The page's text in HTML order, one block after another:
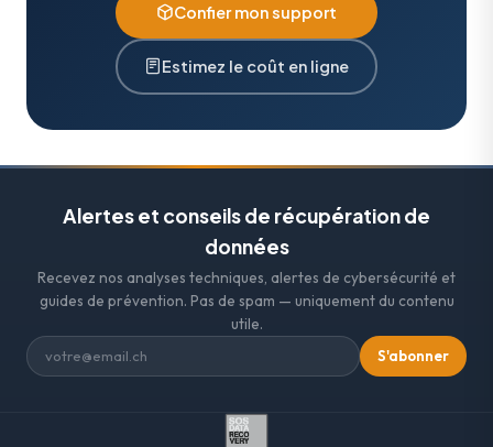
Confier mon support
Estimez le coût en ligne
Alertes et conseils de récupération de
données
Recevez nos analyses techniques, alertes de cybersécurité et
guides de prévention. Pas de spam — uniquement du contenu
utile.
S'abonner